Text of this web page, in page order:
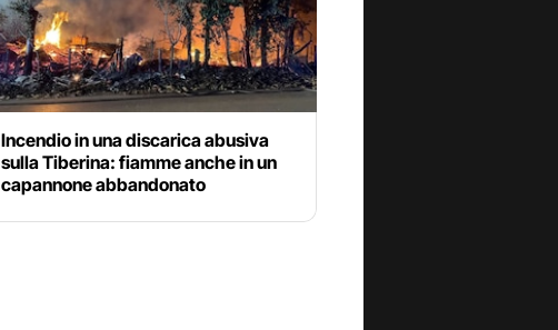
Incendio in una discarica abusiva
sulla Tiberina: fiamme anche in un
capannone abbandonato